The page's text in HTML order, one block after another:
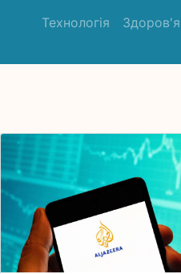
Технологія Здоров'я